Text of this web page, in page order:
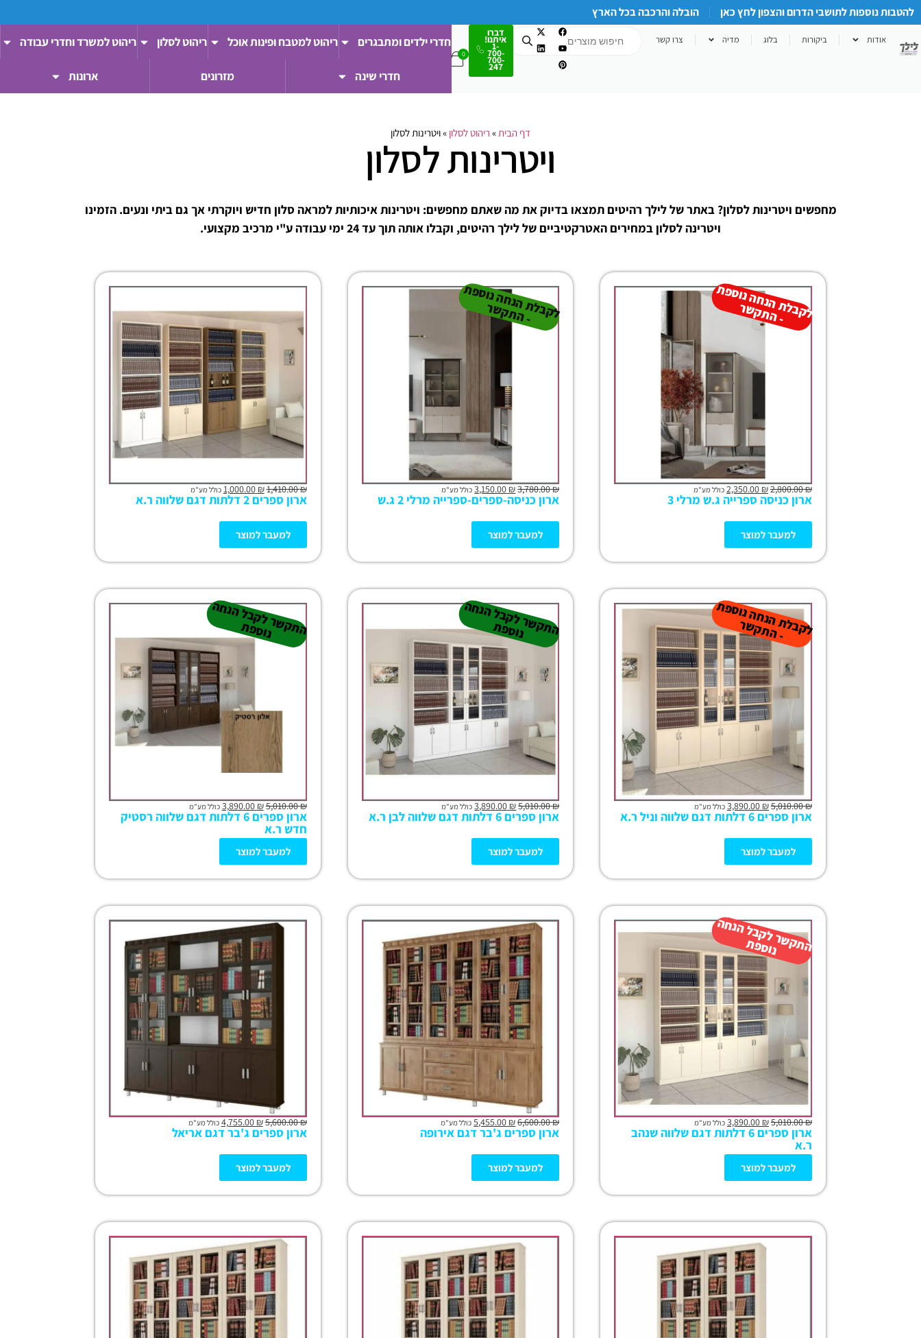
להטבות נוספות לתושבי הדרום והצפון לחץ כאן הובלה והרכבה בכל הארץ
אודות ביקורות בלוג מדיה צרו קשר
דברו
איתנו!
1-
700-
700-
247
חדרי ילדים ומתבגרים ריהוט למטבח ופינות אוכל ריהוט לסלון ריהוט למשרד וחדרי עבודה
חדרי שינה מזרונים ארונות
דף הבית» ריהוט לסלון »ויטרינות לסלון
ויטרינות לסלון
מחפשים ויטרינות לסלון? באתר של לילך רהיטים תמצאו בדיוק את מה שאתם מחפשים: ויטרינות איכותיות למראה סלון חדיש ויוקרתי אך גם ביתי ונעים. הזמינו
ויטרינה לסלון במחירים האטרקטיביים של לילך רהיטים, וקבלו אותה תוך עד 24 ימי עבודה ע"י מרכיב מקצועי.
ל
ק
ב
ל
ת
הנ
ח
ה נו
ס
פ
ת
-
ה
ת
ק
ש
ר
₪
2,800.00
₪ כולל מע"מ
ארון כניסה ספרייה ג.ש מרלי 3
למעבר למוצר
ל
ק
ב
ל
ת
הנ
ח
ה נו
ס
פ
ת
-
ה
ת
ק
ש
ר
₪
3,780.00
₪ כולל מע"מ
ארון כניסה-ספרים-ספרייה מרלי 2 ג.ש
למעבר למוצר
₪
1,410.00
₪
1,000.00 כולל מע"מ
ארון ספרים 2 דלתות דגם שלווה ר.א
למעבר למוצר
ל
ק
ב
ל
ת
הנ
ח
ה נו
ס
פ
ת
-
ה
ת
ק
ש
ר
₪
5,010.00
₪ כולל מע"מ
ארון ספרים 6 דלתות דגם שלווה וניל ר.א
למעבר למוצר
ה
ת
ק
ש
ר
ל
ק
ב
ל
הנ
ח
ה
נו
ס
פ
ת
₪
5,010.00
₪ כולל מע"מ
ארון ספרים 6 דלתות דגם שלווה לבן ר.א
למעבר למוצר
ה
ת
ק
ש
ר
ל
ק
ב
ל
הנ
ח
ה
נו
ס
פ
ת
₪
5,010.00
₪
3,890.00 כולל מע"מ
ארון ספרים 6 דלתות דגם שלווה רסטיק
חדש ר.א
למעבר למוצר
ה
ת
ק
ש
ר
ל
ק
ב
ל
הנ
ח
ה
נו
ס
פ
ת
₪
5,010.00
₪ כולל מע"מ
ארון ספרים 6 דלתות דגם שלווה שנהב
ר.א
למעבר למוצר
₪
6,600.00
₪ כולל מע"מ
ארון ספרים ג'בר דגם אירופה
למעבר למוצר
₪
5,600.00
₪
4,755.00 כולל מע"מ
ארון ספרים ג'בר דגם אריאל
למעבר למוצר